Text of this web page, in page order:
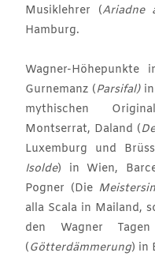
Musiklehrer (Ariadne
Hamburg.
Wagner-Höhepunkte
Gurnemanz (Parsifal)in
mythischen
Montserrat, Daland (
Luxemburg und
Isolde) in Wien,
Pogner (Die
alla Scala in Mailand,
den Wagner
(Götterdämmerung) in